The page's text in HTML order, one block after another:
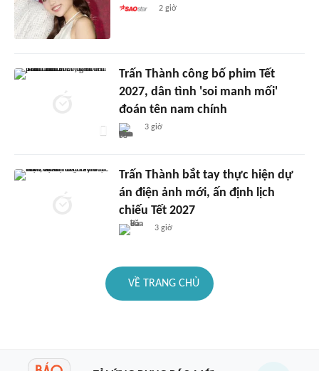
2 giờ
Trấn Thành công bố phim Tết
2027, dân tình 'soi manh mối'
đoán tên nam chính
3 giờ
Trấn Thành bắt tay thực hiện dự
án điện ảnh mới, ấn định lịch
chiếu Tết 2027
3 giờ
VỀ TRANG CHỦ